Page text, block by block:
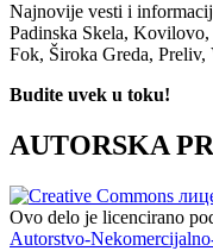
Najnovije vesti i
Padinska Skela,
Fok, Široka Greda,
Budite uvek u toku!
AUTORSKA
Ovo delo je licencirano
Autorstvo-